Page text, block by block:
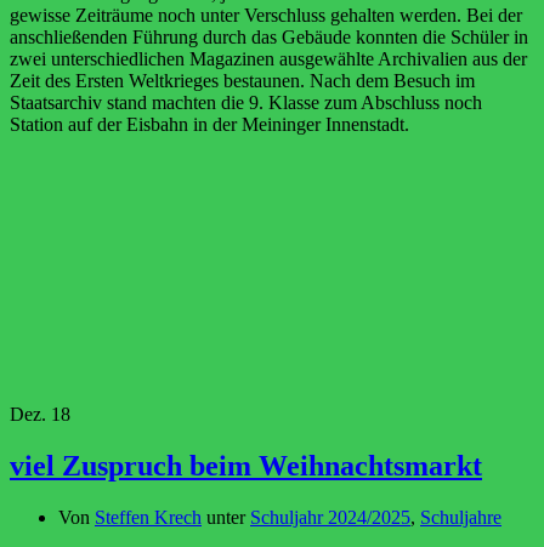
gewisse Zeiträume noch unter Verschluss gehalten werden. Bei der
anschließenden Führung durch das Gebäude konnten die Schüler in
zwei unterschiedlichen Magazinen ausgewählte Archivalien aus der
Zeit des Ersten Weltkrieges bestaunen. Nach dem Besuch im
Staatsarchiv stand machten die 9. Klasse zum Abschluss noch
Station auf der Eisbahn in der Meininger Innenstadt.
Dez. 18
viel Zuspruch beim Weihnachtsmarkt
Von Steffen Krech unter Schuljahr 2024/2025, Schuljahre